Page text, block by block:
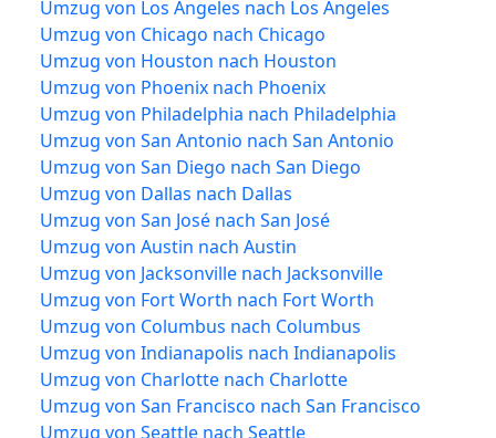
Umzug von Los Angeles nach Los Angeles
Umzug von Chicago nach Chicago
Umzug von Houston nach Houston
Umzug von Phoenix nach Phoenix
Umzug von Philadelphia nach Philadelphia
Umzug von San Antonio nach San Antonio
Umzug von San Diego nach San Diego
Umzug von Dallas nach Dallas
Umzug von San José nach San José
Umzug von Austin nach Austin
Umzug von Jacksonville nach Jacksonville
Umzug von Fort Worth nach Fort Worth
Umzug von Columbus nach Columbus
Umzug von Indianapolis nach Indianapolis
Umzug von Charlotte nach Charlotte
Umzug von San Francisco nach San Francisco
Umzug von Seattle nach Seattle